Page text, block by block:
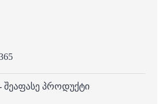
შეაფასე პროდუქტი